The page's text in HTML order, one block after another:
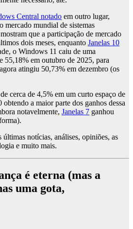
Central notado em outro lugar,
mercado mundial de sistemas
que a participação de mercado
dois meses, enquanto Janelas 10
o Windows 11 caiu de uma
55,18% em outubro de 2025, para
atingiu 50,73% em dezembro (os
cerca de 4,5% em um curto espaço de
a maior parte dos ganhos dessa
notavelmente, Janelas 7 ganhou
últimas notícias, análises, opiniões, as
e muito mais.
é eterna (mas a
uma gota,